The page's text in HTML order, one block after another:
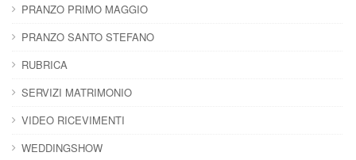
PRANZO PRIMO MAGGIO
PRANZO SANTO STEFANO
RUBRICA
SERVIZI MATRIMONIO
VIDEO RICEVIMENTI
WEDDINGSHOW